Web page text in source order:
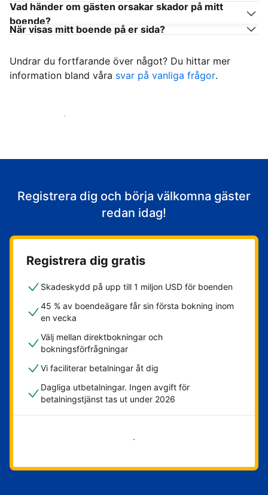
Vad händer om gästen orsakar skador på mitt
boende?
När visas mitt boende på er sida?
Undrar du fortfarande över något? Du hittar mer
information bland våra svar på vanliga frågor.
Börja ta emot gäster
Registrera dig och börja välkomna gäster
redan idag!
Registrera dig gratis
Skadeskydd på upp till 1 miljon USD för boenden
45 % av boendeägare får sin första bokning inom
en vecka
Välj mellan direktbokningar och
bokningsförfrågningar
Vi faciliterar betalningar åt dig
Dagliga utbetalningar. Ingen avgift för
betalningstjänst tas ut under 2026
Kom igång nu